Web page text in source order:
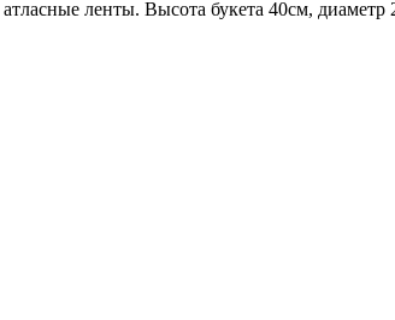
ленты. Высота букета 40см,